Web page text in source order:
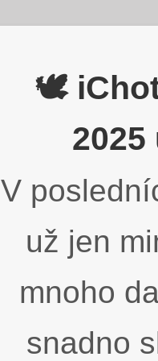
🕊️
V
už jen
mnoho
snadno